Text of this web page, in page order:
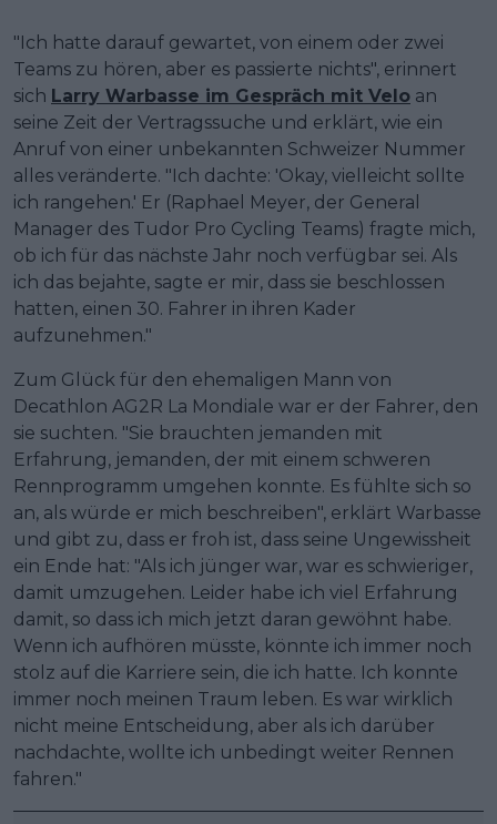
"Ich hatte darauf gewartet, von einem oder zwei
Teams zu hören, aber es passierte nichts", erinnert
sich Larry Warbasse im Gespräch mit Velo an
seine Zeit der Vertragssuche und erklärt, wie ein
Anruf von einer unbekannten Schweizer Nummer
alles veränderte. "Ich dachte: 'Okay, vielleicht sollte
ich rangehen.' Er (Raphael Meyer, der General
Manager des Tudor Pro Cycling Teams) fragte mich,
ob ich für das nächste Jahr noch verfügbar sei. Als
ich das bejahte, sagte er mir, dass sie beschlossen
hatten, einen 30. Fahrer in ihren Kader
aufzunehmen."
Zum Glück für den ehemaligen Mann von
Decathlon AG2R La Mondiale war er der Fahrer, den
sie suchten. "Sie brauchten jemanden mit
Erfahrung, jemanden, der mit einem schweren
Rennprogramm umgehen konnte. Es fühlte sich so
an, als würde er mich beschreiben", erklärt Warbasse
und gibt zu, dass er froh ist, dass seine Ungewissheit
ein Ende hat: "Als ich jünger war, war es schwieriger,
damit umzugehen. Leider habe ich viel Erfahrung
damit, so dass ich mich jetzt daran gewöhnt habe.
Wenn ich aufhören müsste, könnte ich immer noch
stolz auf die Karriere sein, die ich hatte. Ich konnte
immer noch meinen Traum leben. Es war wirklich
nicht meine Entscheidung, aber als ich darüber
nachdachte, wollte ich unbedingt weiter Rennen
fahren."